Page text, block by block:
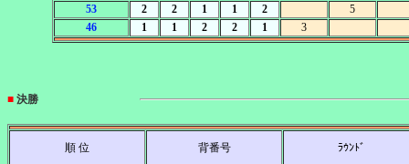
53
2 2 1 1 2
5
46
1 1 2 2 1 3
■ 決勝
順 位 背番号 ﾗｳﾝﾄﾞ